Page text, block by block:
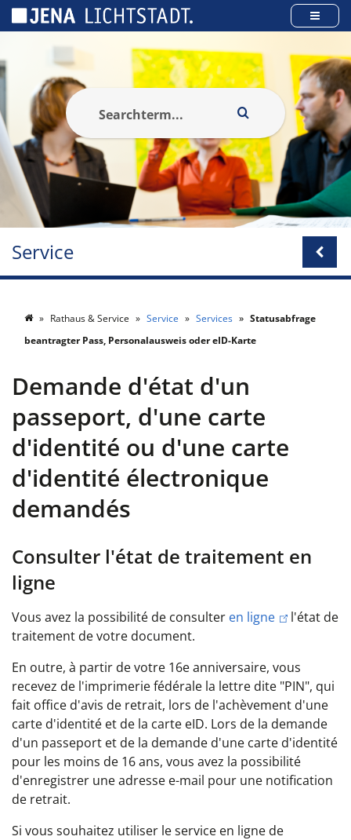
Service
Rathaus & Service Service Services
Statusabfrage
beantragter Pass, Personalausweis oder eID-Karte
Demande d'état d'un
passeport, d'une carte
d'identité ou d'une carte
d'identité électronique
demandés
Consulter l'état de traitement en
ligne
Vous avez la possibilité de consulter en ligne
l'état de
traitement de votre document.
En outre, à partir de votre 16e anniversaire, vous
recevez de l'imprimerie fédérale la lettre dite "PIN", qui
fait office d'avis de retrait, lors de l'achèvement d'une
carte d'identité et de la carte eID. Lors de la demande
d'un passeport et de la demande d'une carte d'identité
pour les moins de 16 ans, vous avez la possibilité
d'enregistrer une adresse e-mail pour une notification
de retrait.
Si vous souhaitez utiliser le service en ligne de
Panneau de gestion des cookies